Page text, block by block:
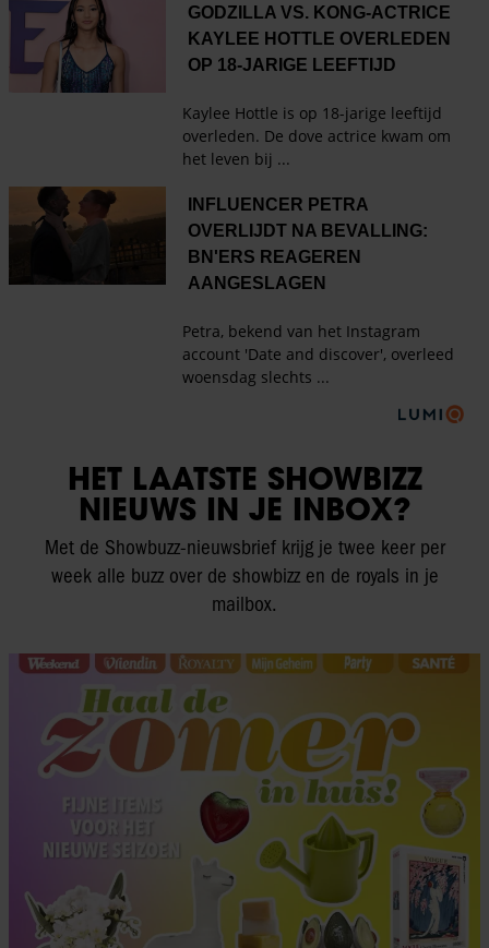
HET LAATSTE SHOWBIZZ
NIEUWS IN JE INBOX?
Met de Showbuzz-nieuwsbrief krijg je twee keer per
week alle buzz over de showbizz en de royals in je
mailbox.